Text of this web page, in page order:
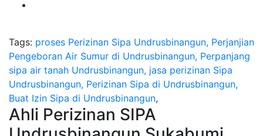
Tags: proses Perizinan Sipa Undrusbinangun, Perjanjian
Pengeboran Air Sumur di Undrusbinangun, Perpanjang
sipa air tanah Undrusbinangun, jasa perizinan Sipa
Undrusbinangun, Perizinan Sipa di Undrusbinangun,
Buat Izin Sipa di Undrusbinangun,
Ahli Perizinan SIPA